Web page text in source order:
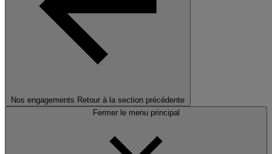
Nos engagements Retour à la section précédente
Fermer le menu principal